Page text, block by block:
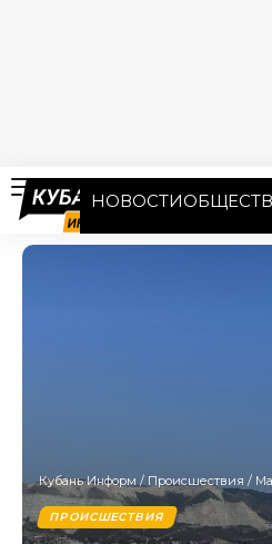
НОВОСТИ
Кубань Информ/ Происшествия / Мазут
ПРОИСШЕСТВИЯ